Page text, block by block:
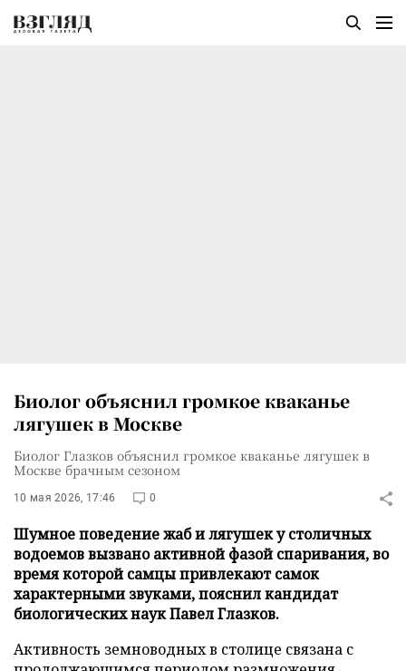
Биолог объяснил громкое кваканье
лягушек в Москве
Биолог Глазков объяснил громкое кваканье лягушек в
Москве брачным сезоном
10 мая 2026, 17:46 0
Шумное поведение жаб и лягушек у столичных
водоемов вызвано активной фазой спаривания, во
время которой самцы привлекают самок
характерными звуками, пояснил кандидат
биологических наук Павел Глазков.
Активность земноводных в столице связана с